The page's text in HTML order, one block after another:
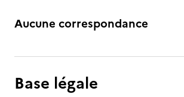
Aucune correspondance
Base légale